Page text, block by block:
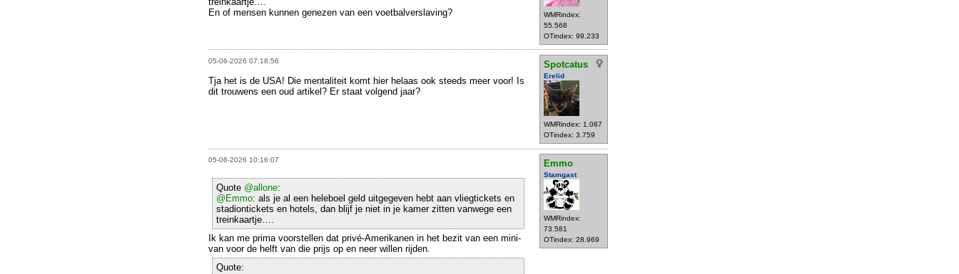
WMRindex:
55.568
OTindex: 99.233
En of mensen kunnen genezen van een voetbalverslaving?
05-06-2026 07:18:56 Spotcatus
Erelid
WMRindex: 1.087
OTindex: 3.759
Tja het is de USA! Die mentaliteit komt hier helaas ook steeds meer voor! Is
dit trouwens een oud artikel? Er staat volgend jaar?
05-06-2026 10:16:07 Emmo
Stamgast
WMRindex:
73.581
OTindex: 28.969
Quote @allone:
@Emmo: als je al een heleboel geld uitgegeven hebt aan vliegtickets en
stadiontickets en hotels, dan blijf je niet in je kamer zitten vanwege een
treinkaartje….
Ik kan me prima voorstellen dat privé-Amerikanen in het bezit van een mini-
van voor de helft van die prijs op en neer willen rijden.
Quote: